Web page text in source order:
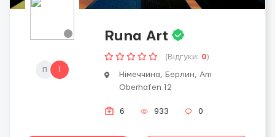
п 1
Runa Art
(Відгуки: 0)
Німеччина, Берлин, Am
Oberhafen 12
6 933 0